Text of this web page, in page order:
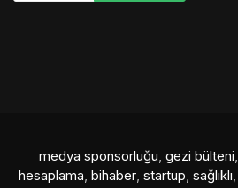
medya sponsorluğu, gezi bülteni,
hesaplama, bihaber, startup, sağlıklı,